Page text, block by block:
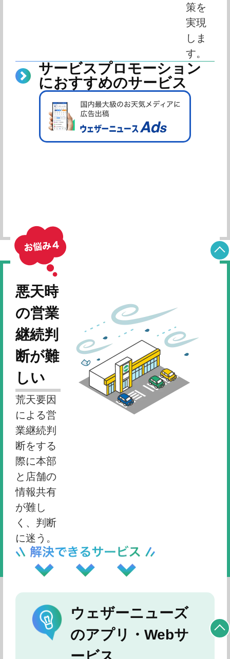
策を
実現
しま
す。
サービスプロモーション
におすすめのサービス
悪天時
の営業
継続判
断が難
しい
荒天要因
による営
業継続判
断をする
際に本部
と店舗の
情報共有
が難し
く、判断
に迷う。
ウェザーニューズ
のアプリ・Webサ